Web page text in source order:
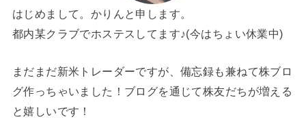
はじめまして。かりんと申します。
都内某クラブでホステスしてます♪(今はちょい休業中)
まだまだ新米トレーダーですが、備忘録も兼ねて株ブロ
グ作っちゃいました！ブログを通じて株友だちが増える
と嬉しいです！